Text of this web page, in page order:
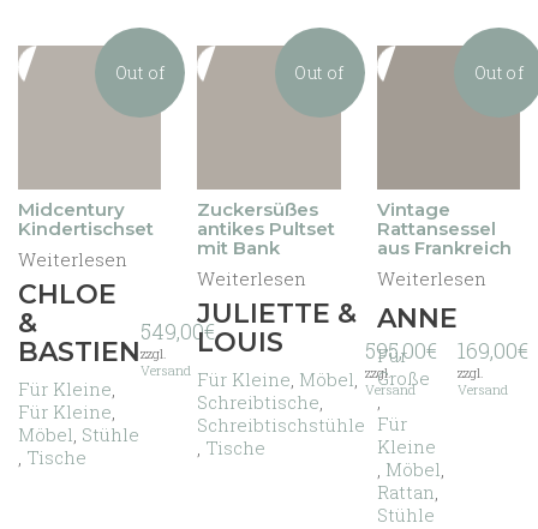
Out of
Midcentury
Kindertischset
Weiterlesen
CHLOE
&
BASTIEN
Für Kleine,
Für Kleine,
Möbel, Stühle
, Tische
549,00€
zzgl.
Versand
Out of
Zuckersüßes
antikes Pultset
mit Bank
Weiterlesen
JULIETTE &
LOUIS
Für Kleine, Möbel,
Schreibtische,
Schreibtischstühle
, Tische
595,00€
zzgl.
Versand
Out of
Vintage
Rattansessel
aus Frankreich
Weiterlesen
ANNE
Für
Große
,
Für
Kleine
, Möbel,
Rattan,
Stühle
169,00€
zzgl.
Versand